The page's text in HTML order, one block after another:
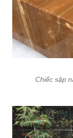
Chiếc sập